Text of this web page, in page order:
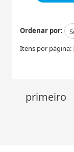
Ordenar por:
Itens por página:
primeiro